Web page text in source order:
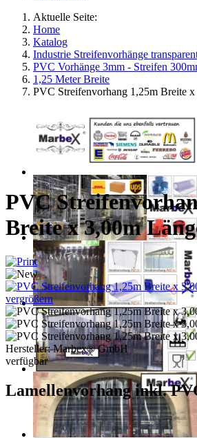
Aktuelle Seite:
Home
Katalog
Industrie Streifenvorhänge
PVC Vorhänge 3mm - Streifen
1,25 Meter Breite
PVC Streifenvorhang 1,25m Breite
PVC
Breite x 3,00m
vergrößern
Hersteller:Marbex® GmbH
verfügbar
Lamellenvorhang inkl.